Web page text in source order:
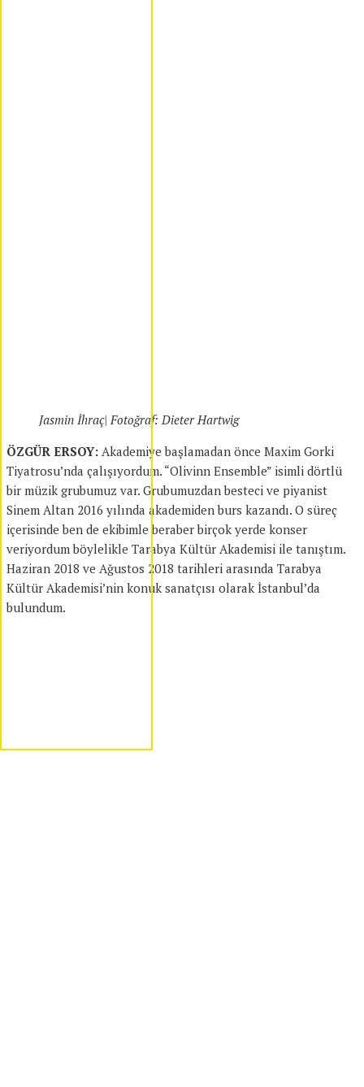
Jasmin İhraç| Fotoğraf: Dieter Hartwig
ÖZGÜR ERSOY: Akademiye başlamadan önce Maxim Gorki
Tiyatrosu’nda çalışıyordum. “Olivinn Ensemble” isimli dörtlü
bir müzik grubumuz var. Grubumuzdan besteci ve piyanist
Sinem Altan 2016 yılında akademiden burs kazandı. O süreç
içerisinde ben de ekibimle beraber birçok yerde konser
veriyordum böylelikle Tarabya Kültür Akademisi ile tanıştım.
Haziran 2018 ve Ağustos 2018 tarihleri arasında Tarabya
Kültür Akademisi’nin konuk sanatçısı olarak İstanbul’da
bulundum.